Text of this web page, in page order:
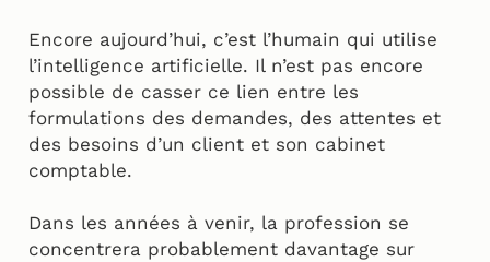
Encore aujourd’hui, c’est l’humain qui utilise
l’intelligence artificielle. Il n’est pas encore
possible de casser ce lien entre les
formulations des demandes, des attentes et
des besoins d’un client et son cabinet
comptable.
Dans les années à venir, la profession se
concentrera probablement davantage sur